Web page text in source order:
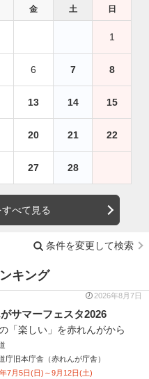
金 土 日
1
6 7 8
13 14 15
20 21 22
27 28
べて見る
条件を変更して検索
キング
2026年8月7日
サマーフェスタ2026
「楽しい」を赤れんがから
庁旧本庁舎（赤れんが庁舎）
7月5日(日)～9月12日(土)